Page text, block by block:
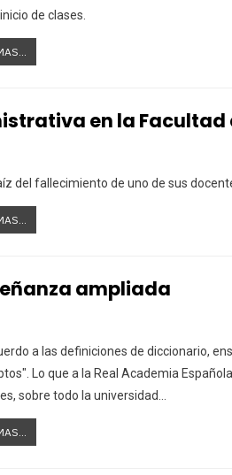
de clases.
en la Facultad
del fallecimiento de uno de sus
ampliada
a las definiciones de diccionario,
Lo que a la Real Academia
sobre todo la universidad…